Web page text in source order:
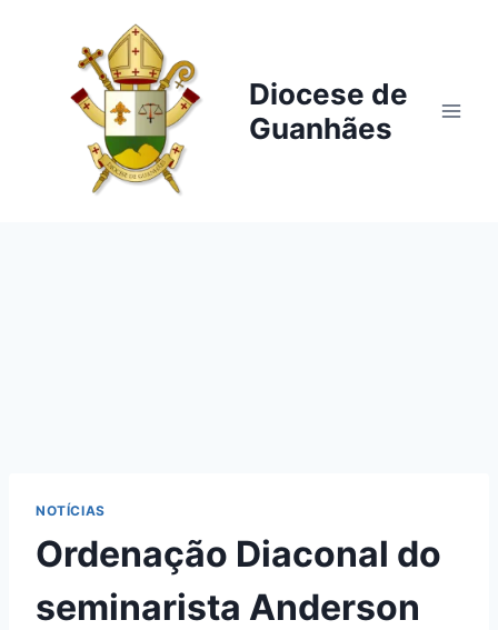
Conteúdo
Diocese de
Guanhães
NOTÍCIAS
Ordenação Diaconal do
seminarista Anderson